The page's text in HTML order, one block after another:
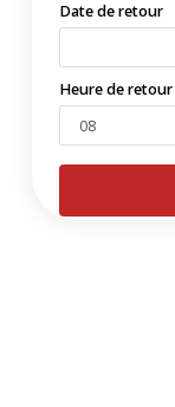
Date de retour
Heure de retour